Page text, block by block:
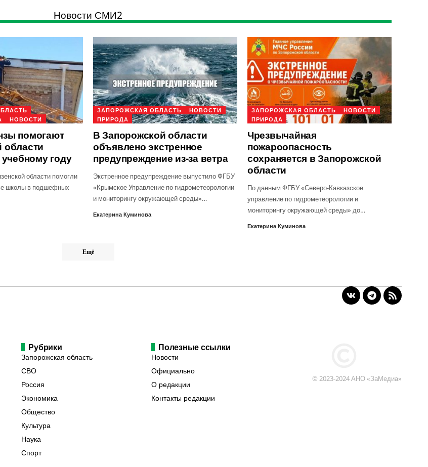
Новости СМИ2
НОВОСТИ
помогают
области
учебному году
области помогли
школы в подшефных
ЗАПОРОЖСКАЯ ОБЛАСТЬ
НОВОСТИ
ПРИРОДА
В Запорожской области
объявлено экстренное
предупреждение из-за ветра
Экстренное предупреждение выпустило ФГБУ
«Крымское Управление по гидрометеорологии
и мониторингу окружающей среды»…
Екатерина Куминова
ЗАПОРОЖСКАЯ ОБЛАСТЬ
НОВОСТИ
ПРИРОДА
Чрезвычайная
пожароопасность
сохраняется в Запорожской
области
По данным ФГБУ «Северо-Кавказское
управление по гидрометеорологии и
мониторингу окружающей среды» до…
Екатерина Куминова
Ещё
Рубрики
Запорожская область
СВО
Россия
Экономика
Общество
Культура
Наука
Спорт
Полезные ссылки
Новости
Официально
О редакции
Контакты редакции
© 2023-2024 АНО «ЗаМедиа»